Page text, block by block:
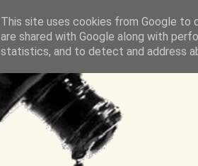
This site uses cookies from Google to
are shared with Google along with
statistics, and to detect and address